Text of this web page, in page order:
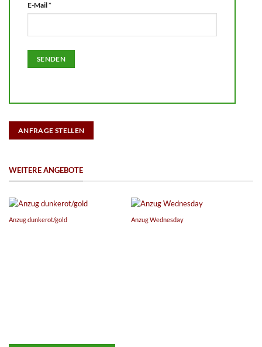
E-Mail*
ANFRAGE STELLEN
WEITERE ANGEBOTE
Anzug dunkerot/gold Anzug Wednesday